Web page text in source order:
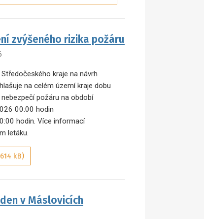
zvýšeného rizika požáru
kraje na návrh
na celém území kraje dobu
požáru na období
00:00 hodin
hodin. Více informací
letáku.
kB)
v Máslovicích